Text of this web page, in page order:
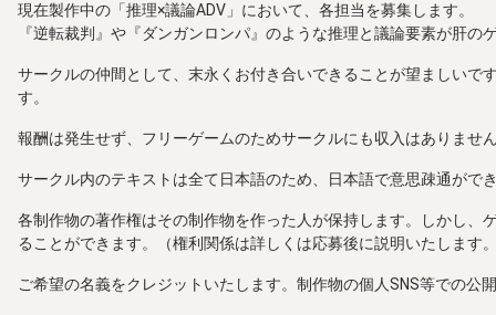
現在製作中の「推理×議論ADV」において、各担当を募集します。
『逆転裁判』や『ダンガンロンパ』のような推理と議論要素が肝の
サークルの仲間として、末永くお付き合いできることが望ましい
す。
報酬は発生せず、フリーゲームのためサークルにも収入はありませ
サークル内のテキストは全て日本語のため、日本語で意思疎通がで
各制作物の著作権はその制作物を作った人が保持します。しかし
ることができます。（権利関係は詳しくは応募後に説明いたします
ご希望の名義をクレジットいたします。制作物の個人SNS等での